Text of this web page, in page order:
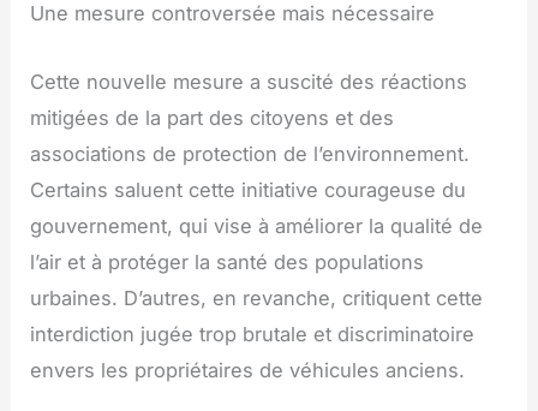
Une mesure controversée mais nécessaire
Cette nouvelle mesure a suscité des réactions
mitigées de la part des citoyens et des
associations de protection de l’environnement.
Certains saluent cette initiative courageuse du
gouvernement, qui vise à améliorer la qualité de
l’air et à protéger la santé des populations
urbaines. D’autres, en revanche, critiquent cette
interdiction jugée trop brutale et discriminatoire
envers les propriétaires de véhicules anciens.